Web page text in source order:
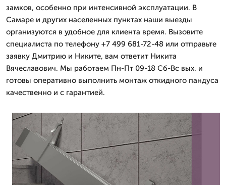
замков, особенно при интенсивной эксплуатации. В
Самаре и других населенных пунктах наши выезды
организуются в удобное для клиента время. Вызовите
специалиста по телефону +7 499 681-72-48 или отправьте
заявку Дмитрию и Никите, вам ответит Никита
Вячеславович. Мы работаем Пн-Пт 09-18 Сб-Вс вых. и
готовы оперативно выполнить монтаж откидного пандуса
качественно и с гарантией.